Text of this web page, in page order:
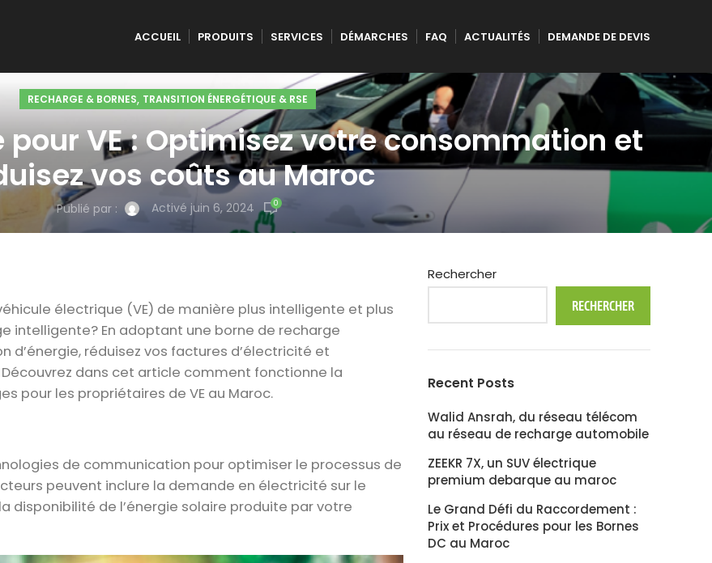
ACCUEIL PRODUITS SERVICES DÉMARCHES FAQ ACTUALITÉS DEMANDE DE DEVIS
RECHARGE & BORNES, TRANSITION ÉNERGÉTIQUE & RSE
VE : Optimisez votre consommation et
vos coûts au Maroc
Publié par : Activé juin 6, 2024 0
électrique (VE) de manière plus intelligente et plus
intelligente? En adoptant une borne de recharge
réduisez vos factures d’électricité et
dans cet article comment fonctionne la
pour les propriétaires de VE au Maroc.
de communication pour optimiser le processus de
peuvent inclure la demande en électricité sur le
disponibilité de l’énergie solaire produite par votre
Rechercher
RECHERCHER
Recent Posts
Walid Ansrah, du réseau télécom
au réseau de recharge automobile
ZEEKR 7X, un SUV électrique
premium debarque au maroc
Le Grand Défi du Raccordement :
Prix et Procédures pour les Bornes
DC au Maroc